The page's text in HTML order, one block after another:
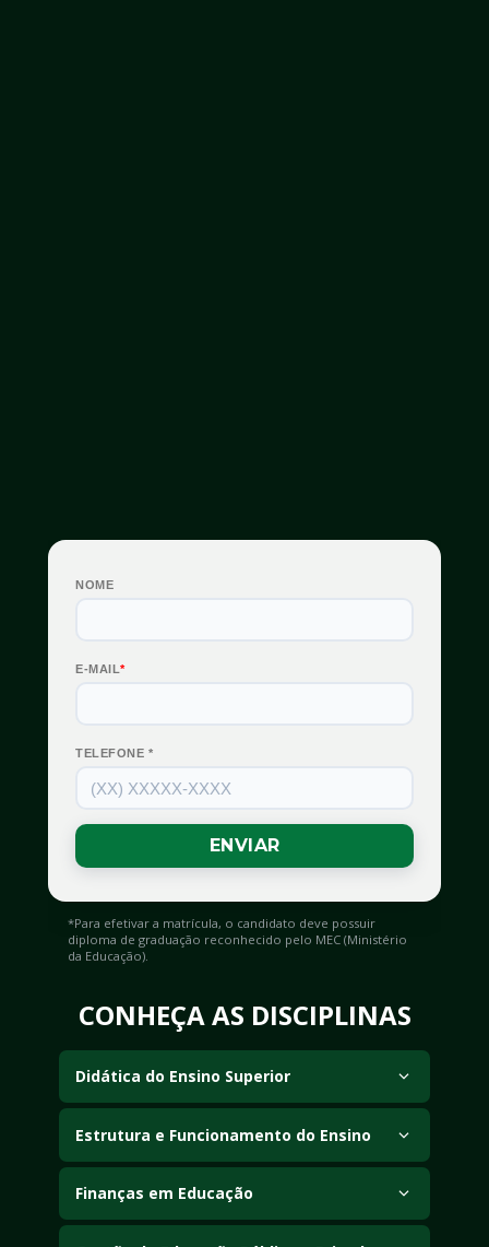
*Para efetivar a matrícula, o candidato deve possuir
diploma de graduação reconhecido pelo MEC (Ministério
da Educação).
CONHEÇA AS DISCIPLINAS
Didática do Ensino Superior
Estrutura e Funcionamento do Ensino
Finanças em Educação